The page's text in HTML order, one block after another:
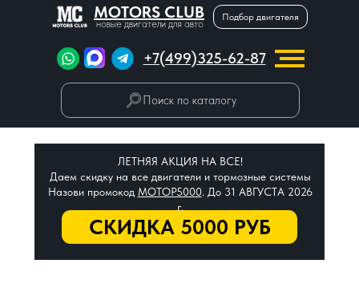
MOTORS CLUB
новые двигатели для авто
Подбор двигателя
+7(499)325-62-87
Поиск по каталогу
СКИДКА 5000 РУБ
ЛЕТНЯЯ АКЦИЯ НА ВСЕ!
Даем скидку на все двигатели и тормозные системы
Назови промокод МОТОР5000. До 31 АВГУСТА 2026
г.